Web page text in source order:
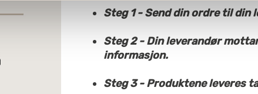
og for å forbedre besøket ditt. Ved å tillate cookies
Steg 1 - Send din ordre til din
Steg 2 - Din leverandør
informasjon.
Steg 3 - Produktene leveres